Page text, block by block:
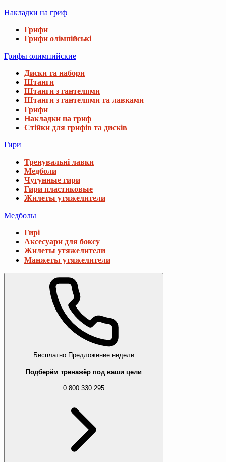
Накладки на гриф
Грифи
Грифи олімпійські
Грифы олимпийские
Диски та набори
Штанги
Штанги з гантелями
Штанги з гантелями та лавками
Грифи
Накладки на гриф
Стійки для грифів та дисків
Гири
Тренувальні лавки
Медболи
Чугунные гири
Гири пластиковые
Жилеты утяжелители
Медболы
Гирі
Аксесуари для боксу
Жилеты утяжелители
Манжеты утяжелители
Бесплатно Предложение недели
Подберём тренажёр под ваши цели
0 800 330 295